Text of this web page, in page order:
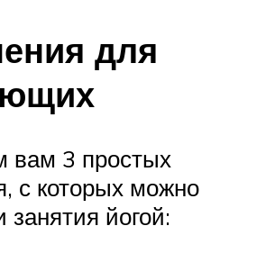
для
вам 3 простых
с которых можно
занятия йогой: